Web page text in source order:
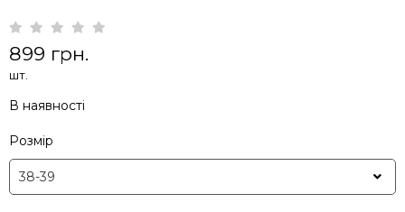
899 грн.
шт.
В наявності
Розмір